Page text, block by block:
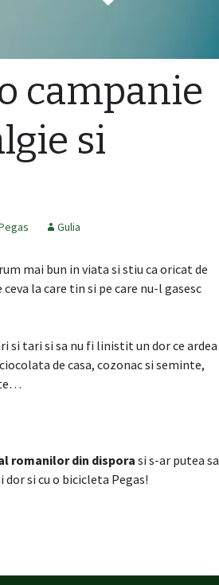
campanie
si
Gulia
mai bun in viata si stiu ca oricat de
la care tin si pe care nu-l gasesc
si tari si sa nu fi linistit un dor ce ardea
de casa, cozonac si seminte,
romanilor din dispora si s-ar putea sa
si cu o bicicleta Pegas!
cu multa nostalgie si #PegasDor